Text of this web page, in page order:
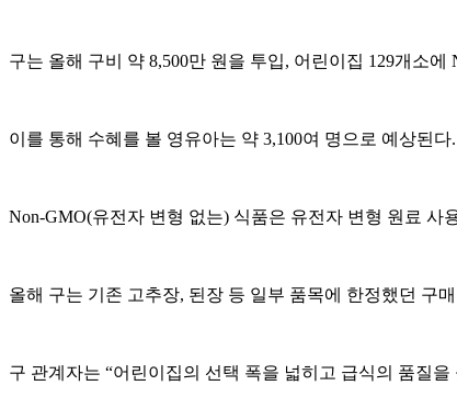
구는 올해 구비 약 8,500만 원을 투입, 어린이집 129개소
이를 통해 수혜를 볼 영유아는 약 3,100여 명으로 예상된다.
Non-GMO(유전자 변형 없는) 식품은 유전자 변형 원료 사
올해 구는 기존 고추장, 된장 등 일부 품목에 한정했던 구
구 관계자는 “어린이집의 선택 폭을 넓히고 급식의 품질